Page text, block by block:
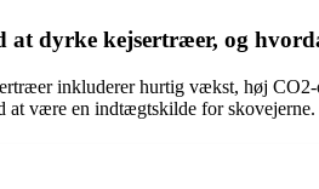
at dyrke kejsertræer, og
inkluderer hurtig vækst, høj
at være en indtægtskilde for skovejerne.